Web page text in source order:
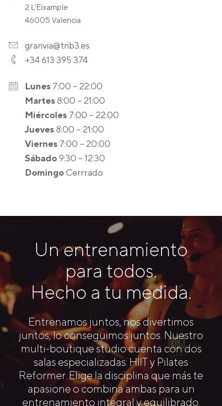
2 L'Eixample
46005 Valencia
granvia@trib3.es
+34 613 395 374
Lunes 7:00 – 22:00
Martes8:00 – 21:00
Miércoles 7:00 – 22:00
Jueves8:00 – 21:00
Viernes 7:00 – 20:00
Sábado9:30 – 12:30
DomingoCerrrado
Un entrenamiento
para todos.
Hecho a tu medida.
Entrenamos juntos, nos divertimos
juntos, lo conseguimos juntos. Nuestro
multi-boutique studio cuenta con dos
salas especializadas: HIIT y Pilates
Reformer. Elige la disciplina que más te
apasione o combina ambas para un
entrenamiento integral y equilibrado.